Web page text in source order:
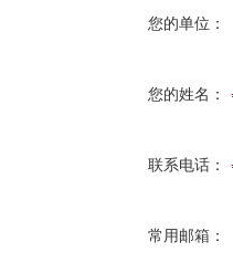
您的单位：
您的姓名：
联系电话：
常用邮箱：